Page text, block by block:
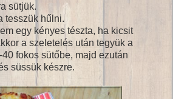
sütjük.
tesszük hűlni.
egy kényes tészta, ha kicsit
a szeletelés után tegyük a
fokos sütőbe, majd ezután
süssük készre.